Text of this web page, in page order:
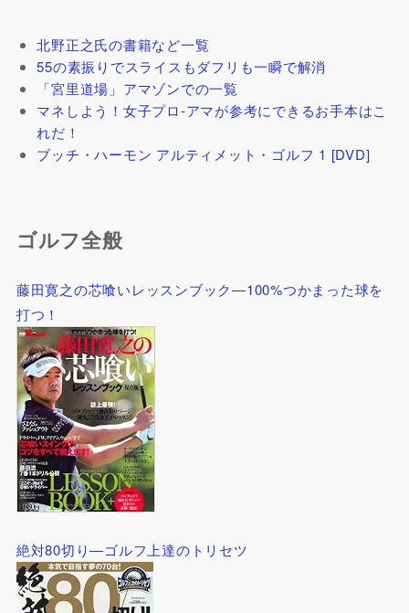
北野正之氏の書籍など一覧
55の素振りでスライスもダフリも一瞬で解消
「宮里道場」アマゾンでの一覧
マネしよう！女子プロ-アマが参考にできるお手本はこ
れだ！
ブッチ・ハーモン アルティメット・ゴルフ 1 [DVD]
ゴルフ全般
藤田寛之の芯喰いレッスンブック―100%つかまった球を
打つ！
絶対80切り―ゴルフ上達のトリセツ